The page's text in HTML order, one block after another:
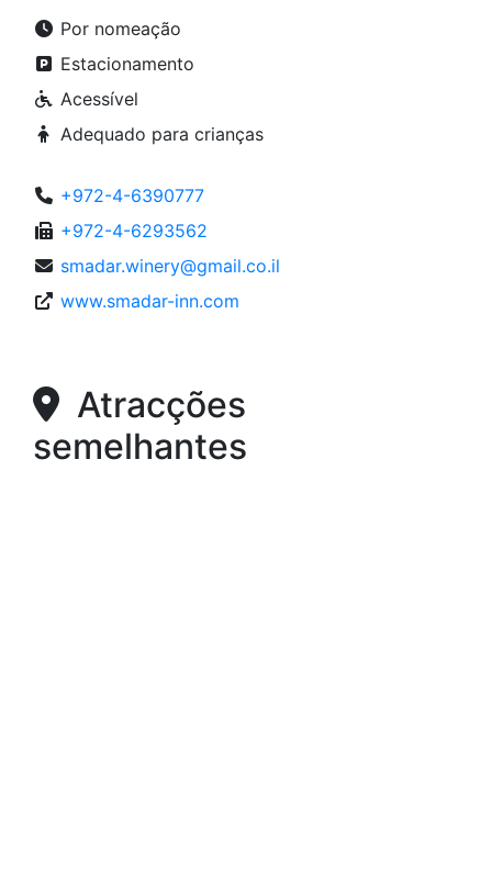
Por nomeação
Estacionamento
Acessível
Adequado para crianças
+972-4-6390777
+972-4-6293562
smadar.winery@gmail.co.il
www.smadar-inn.com
Atracções
semelhantes